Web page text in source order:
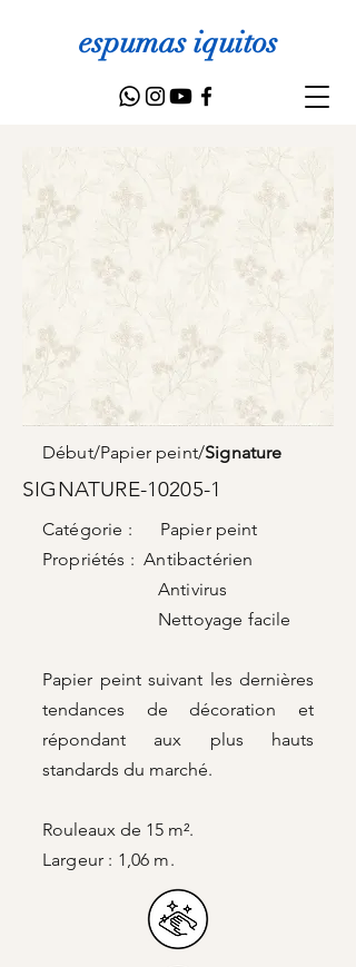
espumas iquitos
Début/Papier peint/Signature
SIGNATURE-10205-1
Catégorie : Papier peint
Propriétés : Antibactérien
Antivirus
Nettoyage facile
Papier peint suivant les dernières
tendances de décoration et
répondant aux plus hauts
standards du marché.
Rouleaux de 15 m².
Largeur : 1,06 m.